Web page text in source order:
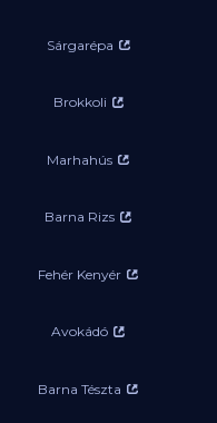
Sárgarépa
Brokkoli
Marhahús
Barna Rizs
Fehér Kenyér
Avokádó
Barna Tészta